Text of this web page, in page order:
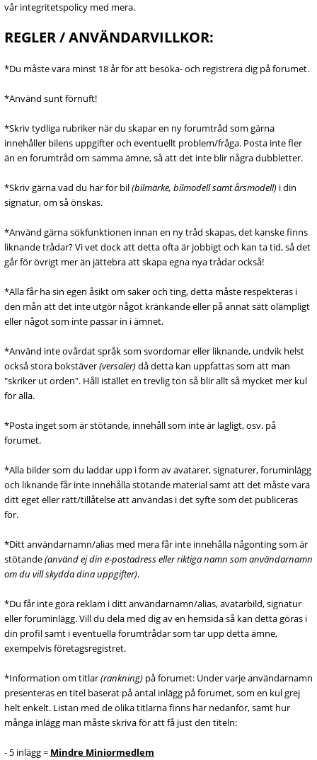
vår integritetspolicy med mera.
REGLER / ANVÄNDARVILLKOR:
*Du måste vara minst 18 år för att besöka- och registrera dig på forumet.
*Använd sunt förnuft!
*Skriv tydliga rubriker när du skapar en ny forumtråd som gärna
innehåller bilens uppgifter och eventuellt problem/fråga. Posta inte fler
än en forumtråd om samma ämne, så att det inte blir några dubbletter.
*Skriv gärna vad du har för bil(bilmärke, bilmodell samt årsmodell) i din
signatur, om så önskas.
*Använd gärna sökfunktionen innan en ny tråd skapas, det kanske finns
liknande trådar? Vi vet dock att detta ofta är jobbigt och kan ta tid, så det
går för övrigt mer än jättebra att skapa egna nya trådar också!
*Alla får ha sin egen åsikt om saker och ting, detta måste respekteras i
den mån att det inte utgör något kränkande eller på annat sätt olämpligt
eller något som inte passar in i ämnet.
*Använd inte ovårdat språk som svordomar eller liknande, undvik helst
också stora bokstäver(versaler)då detta kan uppfattas som att man
"skriker ut orden". Håll istället en trevlig ton så blir allt så mycket mer kul
för alla.
*Posta inget som är stötande, innehåll som inte är lagligt, osv. på
forumet.
*Alla bilder som du laddar upp i form av avatarer, signaturer, foruminlägg
och liknande får inte innehålla stötande material samt att det måste vara
ditt eget eller rätt/tillåtelse att användas i det syfte som det publiceras
för.
*Ditt användarnamn/alias med mera får inte innehålla någonting som är
stötande(använd ej din e-postadress eller riktiga namn som användarnamn
om du vill skydda dina uppgifter).
*Du får inte göra reklam i ditt användarnamn/alias, avatarbild, signatur
eller foruminlägg. Vill du dela med dig av en hemsida så kan detta göras i
din profil samt i eventuella forumtrådar som tar upp detta ämne,
exempelvis företagsregistret.
*Information om titlar(rankning) på forumet: Under varje användarnamn
presenteras en titel baserat på antal inlägg på forumet, som en kul grej
helt enkelt. Listan med de olika titlarna finns här nedanför, samt hur
många inlägg man måste skriva för att få just den titeln:
- 5 inlägg = Mindre Miniormedlem